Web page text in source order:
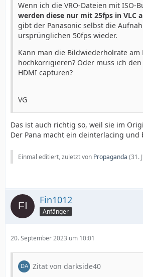
Wenn ich die VRO-Dateien mit ISO-
werden diese nur mit 25fps in VLC
gibt der Panasonic selbst die
ursprünglichen 50fps wieder.
Kann man die Bildwiederholrate am
hochkorrigieren? Oder muss ich
HDMI capturen?
VG
Das ist auch richtig so, weil sie im
Der Pana macht ein deinterlacing und
Einmal editiert, zuletzt von Propaganda (31.
Fin1012
Anfänger
20. September 2023 um 10:01
Zitat von darkside40